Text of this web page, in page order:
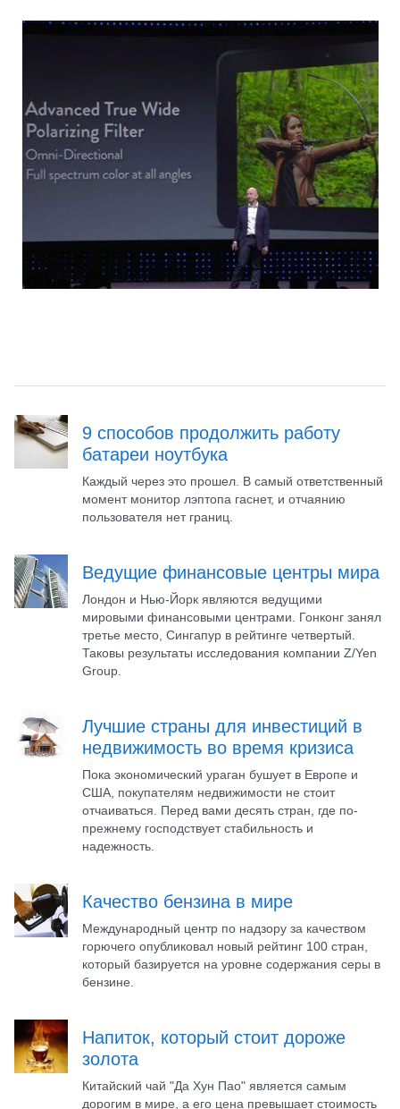
9 способов продолжить работу
батареи ноутбука
Каждый через это прошел. В самый ответственный
момент монитор лэптопа гаснет, и отчаянию
пользователя нет границ.
Ведущие финансовые центры мира
Лондон и Нью-Йорк являются ведущими
мировыми финансовыми центрами. Гонконг занял
третье место, Сингапур в рейтинге четвертый.
Таковы результаты исследования компании Z/Yen
Group.
Лучшие страны для инвестиций в
недвижимость во время кризиса
Пока экономический ураган бушует в Европе и
США, покупателям недвижимости не стоит
отчаиваться. Перед вами десять стран, где по-
прежнему господствует стабильность и
надежность.
Качество бензина в мире
Международный центр по надзору за качеством
горючего опубликовал новый рейтинг 100 стран,
который базируется на уровне содержания серы в
бензине.
Напиток, который стоит дороже
золота
Китайский чай "Да Хун Пао" является самым
дорогим в мире, а его цена превышает стоимость